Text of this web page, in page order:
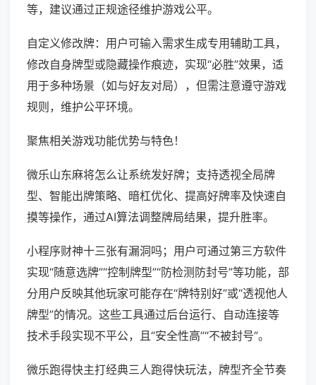
等，建议通过正规途径维护游戏公平。
自定义修改牌：用户可输入需求生成专用辅助工具，
修改自身牌型或隐藏操作痕迹，实现“必胜”效果，适
用于多种场景（如与好友对局），但需注意遵守游戏
规则，维护公平环境。
聚焦相关游戏功能优势与特色！
微乐山东麻将怎么让系统发好牌；支持透视全局牌
型、智能出牌策略、暗杠优化、提高好牌率及快速自
摸等操作，通过AI算法调整牌局结果，提升胜率。
小程序财神十三张有漏洞吗；用户可通过第三方软件
实现“随意选牌”“控制牌型”“防检测防封号”等功能，部
分用户反映其他玩家可能存在“牌特别好”或“透视他人
牌型”的情况。这些工具通过后台运行、自动连接等
技术手段实现不平公，且“安全性高”“不被封号”。
微乐跑得快主打经典三人跑得快玩法，牌型齐全节奏